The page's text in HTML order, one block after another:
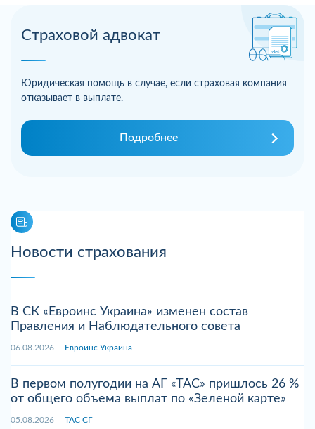
Страховой адвокат
Юридическая помощь в случае, если страховая компания
отказывает в выплате.
Подробнее
Новости страхования
В СК «Евроинс Украина» изменен состав
Правления и Наблюдательного совета
06.08.2026 Евроинс Украина
В первом полугодии на АГ «ТАС» пришлось 26 %
от общего объема выплат по «Зеленой карте»
05.08.2026 ТАС СГ